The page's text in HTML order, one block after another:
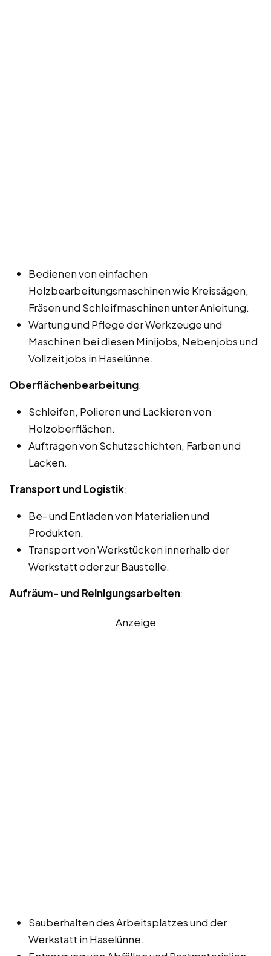
Bedienen von einfachen
Holzbearbeitungsmaschinen wie Kreissägen,
Fräsen und Schleifmaschinen unter Anleitung.
Wartung und Pflege der Werkzeuge und
Maschinen bei diesen Minijobs, Nebenjobs und
Vollzeitjobs in Haselünne.
Oberflächenbearbeitung:
Schleifen, Polieren und Lackieren von
Holzoberflächen.
Auftragen von Schutzschichten, Farben und
Lacken.
Transport und Logistik:
Be- und Entladen von Materialien und
Produkten.
Transport von Werkstücken innerhalb der
Werkstatt oder zur Baustelle.
Aufräum- und Reinigungsarbeiten:
Anzeige
Sauberhalten des Arbeitsplatzes und der
Werkstatt in Haselünne.